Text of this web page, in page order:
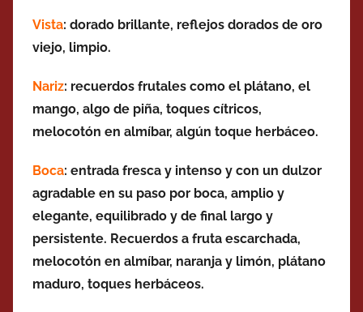
Vista: dorado brillante, reflejos dorados de oro
viejo, limpio.
Nariz: recuerdos frutales como el plátano, el
mango, algo de piña, toques cítricos,
melocotón en almíbar, algún toque herbáceo.
Boca: entrada fresca y intenso y con un dulzor
agradable en su paso por boca, amplio y
elegante, equilibrado y de final largo y
persistente. Recuerdos a fruta escarchada,
melocotón en almíbar, naranja y limón, plátano
maduro, toques herbáceos.